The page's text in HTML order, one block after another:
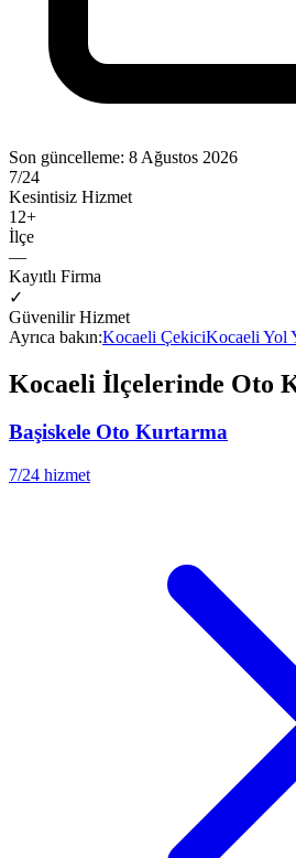
Son güncelleme: 8 Ağustos 2026
7/24
Kesintisiz Hizmet
12+
İlçe
—
Kayıtlı Firma
✓
Güvenilir Hizmet
Ayrıca bakın:Kocaeli ÇekiciKocaeli Yol
Kocaeli İlçelerinde Oto
Başiskele Oto Kurtarma
7/24 hizmet